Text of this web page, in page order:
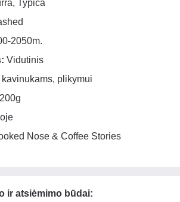
Typica
2050m.
Vidutinis
plikymui
200g
Nose & Coffee Stories
ir atsiėmimo būdai: